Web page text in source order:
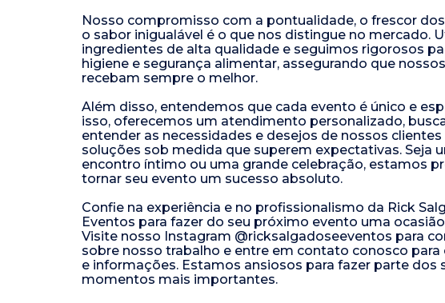
Nosso compromisso com a pontualidade, o frescor
o sabor inigualável é o que nos distingue no mercado.
ingredientes de alta qualidade e seguimos rigorosos
higiene e segurança alimentar, assegurando que
recebam sempre o melhor.
Além disso, entendemos que cada evento é único e
isso, oferecemos um atendimento personalizado,
entender as necessidades e desejos de nossos clientes
soluções sob medida que superem expectativas. Seja
encontro íntimo ou uma grande celebração, estamos
tornar seu evento um sucesso absoluto.
Confie na experiência e no profissionalismo da Rick
Eventos para fazer do seu próximo evento uma
Visite nosso Instagram @ricksalgadoseeventos para
sobre nosso trabalho e entre em contato conosco
e informações. Estamos ansiosos para fazer parte dos
momentos mais importantes.